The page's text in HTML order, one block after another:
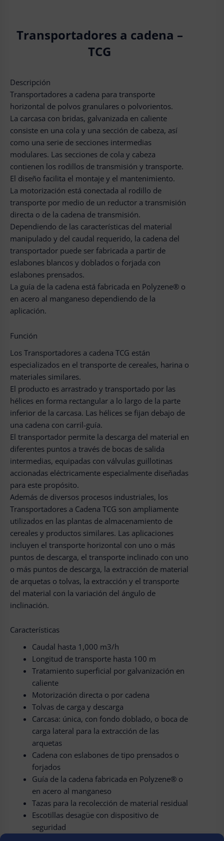
Transportadores a cadena –
TCG
Descripción
Transportadores a cadena para transporte
horizontal de polvos granulares o polvorientos.
La carcasa con bridas, galvanizada en caliente
consiste en una cola y una sección de cabeza, así
como una serie de secciones intermedias
modulares. Las secciones de cola y cabeza
contienen los rodillos de transmisión y transporte.
El diseño facilita el montaje y el mantenimiento.
La motorización está conectada al rodillo de
transporte por medio de un reductor a transmisión
directa o de la cadena de transmisión.
Dependiendo de las características del material
manipulado y del caudal requerido, la cadena del
transportador puede ser fabricada a partir de
eslabones blancos y doblados o forjada con
eslabones prensados.
La guía de la cadena está fabricada en Polyzene® o
en acero al manganeso dependiendo de la
aplicación.
Función
Los Transportadores a cadena TCG están
especializados en el transporte de cereales, harina o
materiales similares.
El producto es arrastrado y transportado por las
hélices en forma rectangular a lo largo de la parte
inferior de la carcasa. Las hélices se fijan debajo de
una cadena con carril-guía.
El transportador permite la descarga del material en
diferentes puntos a través de bocas de salida
intermedias, equipadas con válvulas guillotinas
accionadas eléctricamente especialmente diseñadas
para este propósito.
Además de diversos procesos industriales, los
Transportadores a Cadena TCG son ampliamente
utilizados en las plantas de almacenamiento de
cereales y productos similares. Las aplicaciones
incluyen el transporte horizontal con uno o más
puntos de descarga, el transporte inclinado con uno
o más puntos de descarga, la extracción de material
de arquetas o tolvas, la extracción y el transporte
del material con la variación del ángulo de
inclinación.
Características
Caudal hasta 1,000 m3/h
Longitud de transporte hasta 100 m
Tratamiento superficial por galvanización en
caliente
Motorización directa o por cadena
Tolvas de carga y descarga
Carcasa: única, con fondo doblado, o boca de
carga lateral para la extracción de las
arquetas
Cadena con eslabones de tipo prensados o
forjados
Guía de la cadena fabricada en Polyzene® o
en acero al manganeso
Tazas para la recolección de material residual
Escotillas desagüe con dispositivo de
seguridad